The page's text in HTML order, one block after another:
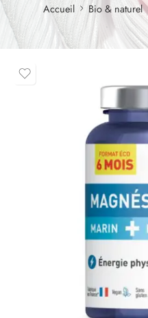
Accueil Bio & naturel